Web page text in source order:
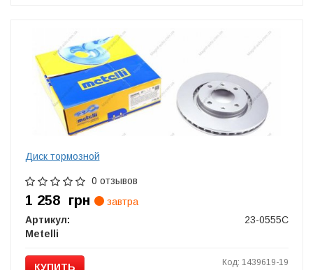
Диск тормозной
0 отзывов
1 258 грн
завтра
Артикул:
23-0555C
Metelli
КУПИТЬ Код: 1439619-19